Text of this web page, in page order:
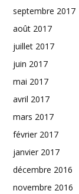
septembre 2017
août 2017
juillet 2017
juin 2017
mai 2017
avril 2017
mars 2017
février 2017
janvier 2017
décembre 2016
novembre 2016